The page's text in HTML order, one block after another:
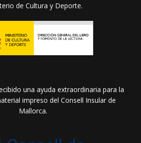
de Cultura y Deporte.
una ayuda extraordinaria para la
impreso del Consell Insular de
Mallorca.